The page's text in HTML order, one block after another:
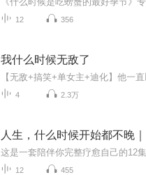
12 356
我什么时候无敌了
4 2.3万
12 455